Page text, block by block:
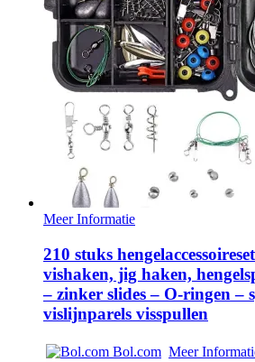
Meer Informatie
210 stuks
vishaken, jig haken,
– zinker slides – O-ringen –
vislijnparels visspullen
Bol.com Meer